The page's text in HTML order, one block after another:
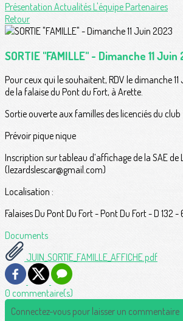
Présentation ActualitésL'équipePartenaires
Retour
SORTIE "FAMILLE" - Dimanche 11
Pour ceux qui le souhaitent, RDV le dimanche
de la falaise du Pont du Fort, à Arette.
Sortie ouverte aux familles des licenciés du club
Prévoir pique nique
Inscription sur tableau d’affichage de la SAE de
(lezardslescar@gmail.com)
Localisation :
Falaises Du Pont Du Fort - Pont Du Fort - D 132
Documents
JUIN_SORTIE_FAMILLE_AFFICHE.pdf
0 commentaire(s)
Connectez-vous pour laisser un commentaire